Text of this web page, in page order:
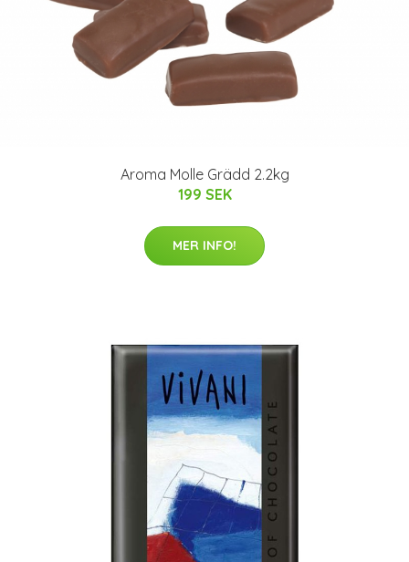
Aroma Molle Grädd 2.2kg
199 SEK
MER INFO!